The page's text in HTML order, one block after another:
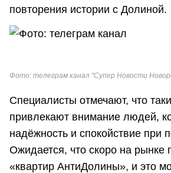
повторения истории с Долиной.
Фото: телеграм канал "Супер Новости
Специалисты отмечают, что
привлекают внимание людей,
надёжность и спокойствие при
Ожидается, что скоро на рынке
«квартир АнтиДолины», и это